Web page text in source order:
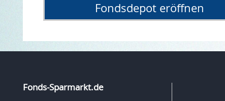
Fondsdepot eröffnen
Fonds-Sparmarkt.de